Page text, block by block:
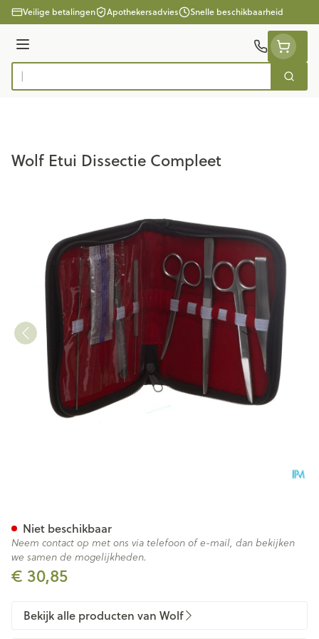
Ga naar de inhoud
Veilige betalingen Apothekersadvies Snelle beschikbaarheid
Menu
Product, merk, categorie...
Zoek
Wolf Etui Dissectie Compleet
€ 30,85
Niet beschikbaar
Neem contact op met ons via telefoon of e-mail, dan bekijken
we samen de mogelijkheden.
Bekijk alle producten van Wolf